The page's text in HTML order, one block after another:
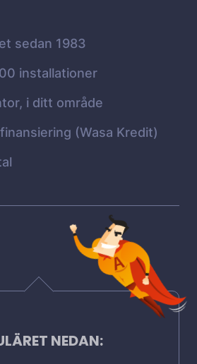
sedan 1983
installationer
i ditt område
(Wasa Kredit)
NEDAN: